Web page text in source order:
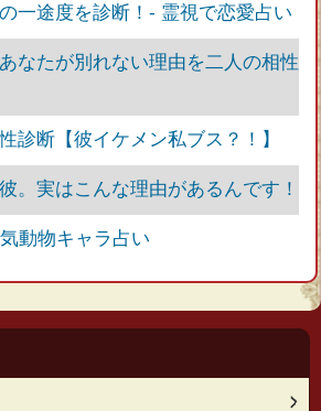
一途度を診断！‐ 霊視で恋愛占い
なたが別れない理由を二人の相性
診断【彼イケメン私ブス？！】
。実はこんな理由があるんです！
動物キャラ占い